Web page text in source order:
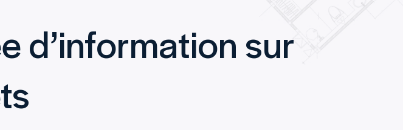
d’information sur